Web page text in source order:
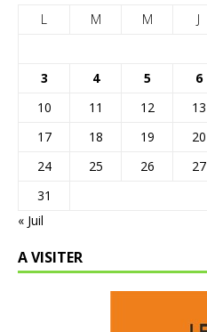
L
M M J
3
4 5 6
10
11 12 13
17
18 19 20
24
25 26 27
31
« Juil
A VISITER